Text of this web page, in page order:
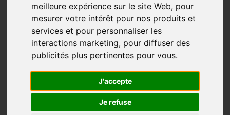
meilleure expérience sur le site Web, pour
mesurer votre intérêt pour nos produits et
services et pour personnaliser les
interactions marketing, pour diffuser des
publicités plus pertinentes pour vous.
J'accepte
Je refuse
« Quand on commence à être honnête avec soi, on n’a
pas plus d’autre choix que de passer à l’action. »
Pauline Wald est une jeune Alsacienne de 34 ans qui,
après quelques années dans le domaine bancaire, fait
un pas de côté pour marcher 2000 km en tant que